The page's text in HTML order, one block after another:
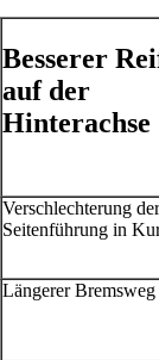
Besserer
auf der
Hinterachse
Verschlechterung der
Seitenführung in
Längerer Bremsweg